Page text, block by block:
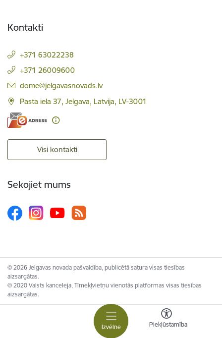
Izvēlne Piekļūstamība
Kontakti
+371 63022238
+371 26009600
E-pasts:
dome@jelgavasnovads.lv
Pasta iela 37, Jelgava, Latvija, LV-3001
Visi kontakti
Sekojiet mums
© 2026 Jelgavas novada pašvaldība, publicētā satura visas tiesības
aizsargātas.
© 2020 Valsts kanceleja, Tīmekļvietņu vienotās platformas visas tiesības
aizsargātas.